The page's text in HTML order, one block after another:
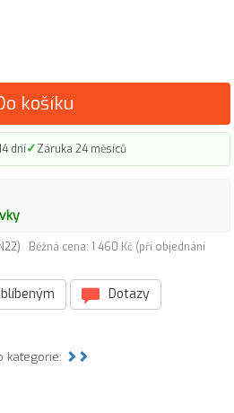
košíku
dní✓Záruka 24 měsíců
Běžná cena: 1 460 Kč (při objednání
Dotazy
kategorie: